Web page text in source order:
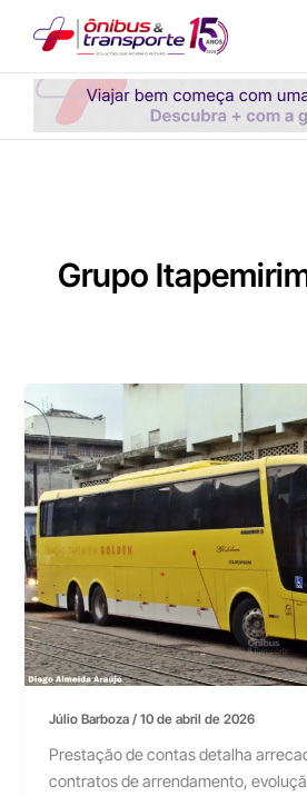
conteúdo
Grupo
Júlio Barboza/10 de abril de 2026
Prestação de contas detalha
contratos de arrendamento,